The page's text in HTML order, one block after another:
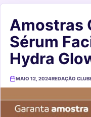
Amostras
Sérum
Hydra
MAIO 12, 2024REDAÇÃO